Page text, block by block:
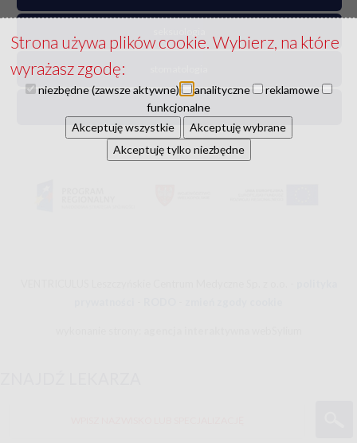
urologia
Strona używa plików cookie. Wybierz, na które
wyrażasz zgodę:
niezbędne (zawsze aktywne) analityczne
reklamowe
funkcjonalne
Akceptuję wszystkie
Akceptuję wybrane
Akceptuję tylko niezbędne